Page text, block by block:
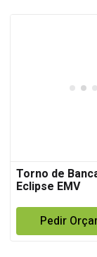
Torno de
Eclipse EMV
Pedir